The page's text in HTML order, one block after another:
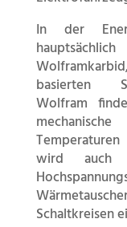
In der
basierten
Wolfram
wird auch
Schaltkreisen